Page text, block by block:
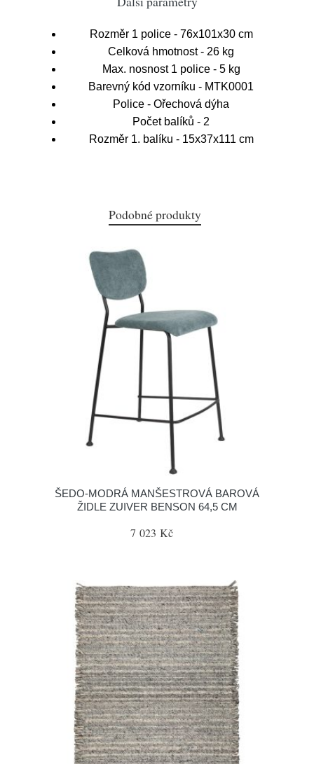
Rozměr 1 police - 76x101x30 cm
Celková hmotnost - 26 kg
Max. nosnost 1 police - 5 kg
Barevný kód vzorníku - MTK0001
Police - Ořechová dýha
Počet balíků - 2
Rozměr 1. balíku - 15x37x111 cm
Podobné produkty
ŠEDO-MODRÁ MANŠESTROVÁ BAROVÁ
ŽIDLE ZUIVER BENSON 64,5 CM
7 023 Kč